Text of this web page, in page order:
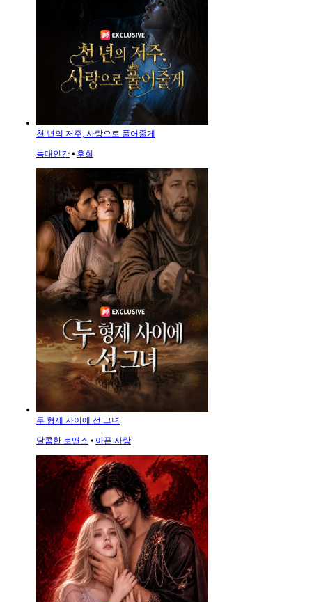
천 년의 저주, 사랑으로 풀어줄게
늑대인간 ⦁ 후회
두 형제 사이에 선 그녀
달콤한 로맨스 ⦁ 아픈 사랑